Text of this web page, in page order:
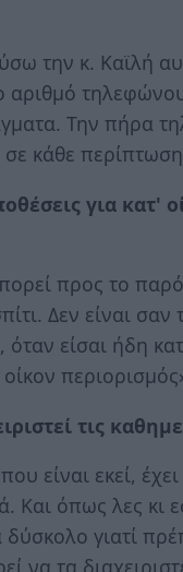
την κ. Καϊλή
αριθμό
Την πήρα
σε κάθε
για κατ'
προς το
Δεν είναι
όταν είσαι ήδη
τις
είναι εκεί,
Και όπως λες κι
γιατί